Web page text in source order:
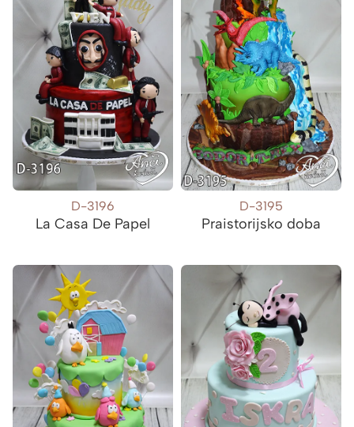
D-3196
La Casa De Papel
D-3195
Praistorijsko doba